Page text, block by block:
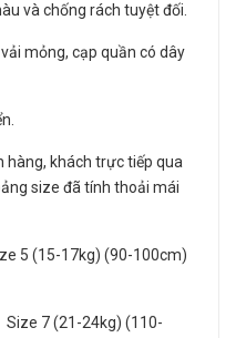
và chống rách tuyệt đối.
mỏng, cạp quần có dây
khách trực tiếp qua
size đã tính thoải mái
5 (15-17kg) (90-100cm)
7 (21-24kg) (110-